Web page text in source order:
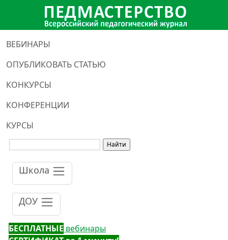
ВЕБИНАРЫ
ОПУБЛИКОВАТЬ СТАТЬЮ
КОНКУРСЫ
КОНФЕРЕНЦИИ
КУРСЫ
Школа
ДОУ
БЕСПЛАТНЫЕ вебинары